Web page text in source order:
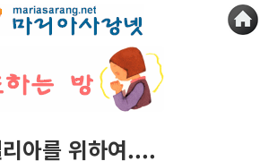
아를 위하여....